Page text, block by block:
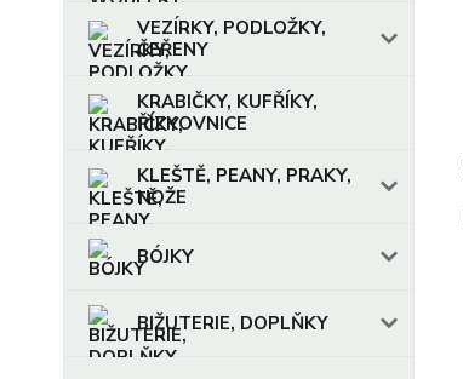
VEZÍRKY, PODLOŽKY,
ČEŘENY
KRABIČKY, KUFŘÍKY,
ŘÍZKOVNICE
KLEŠTĚ, PEANY, PRAKY,
NOŽE
BÓJKY
BIŽUTERIE, DOPLŇKY